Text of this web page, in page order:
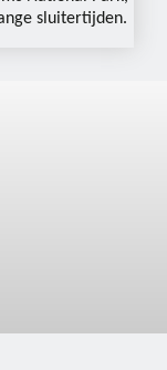
sluitertijden.